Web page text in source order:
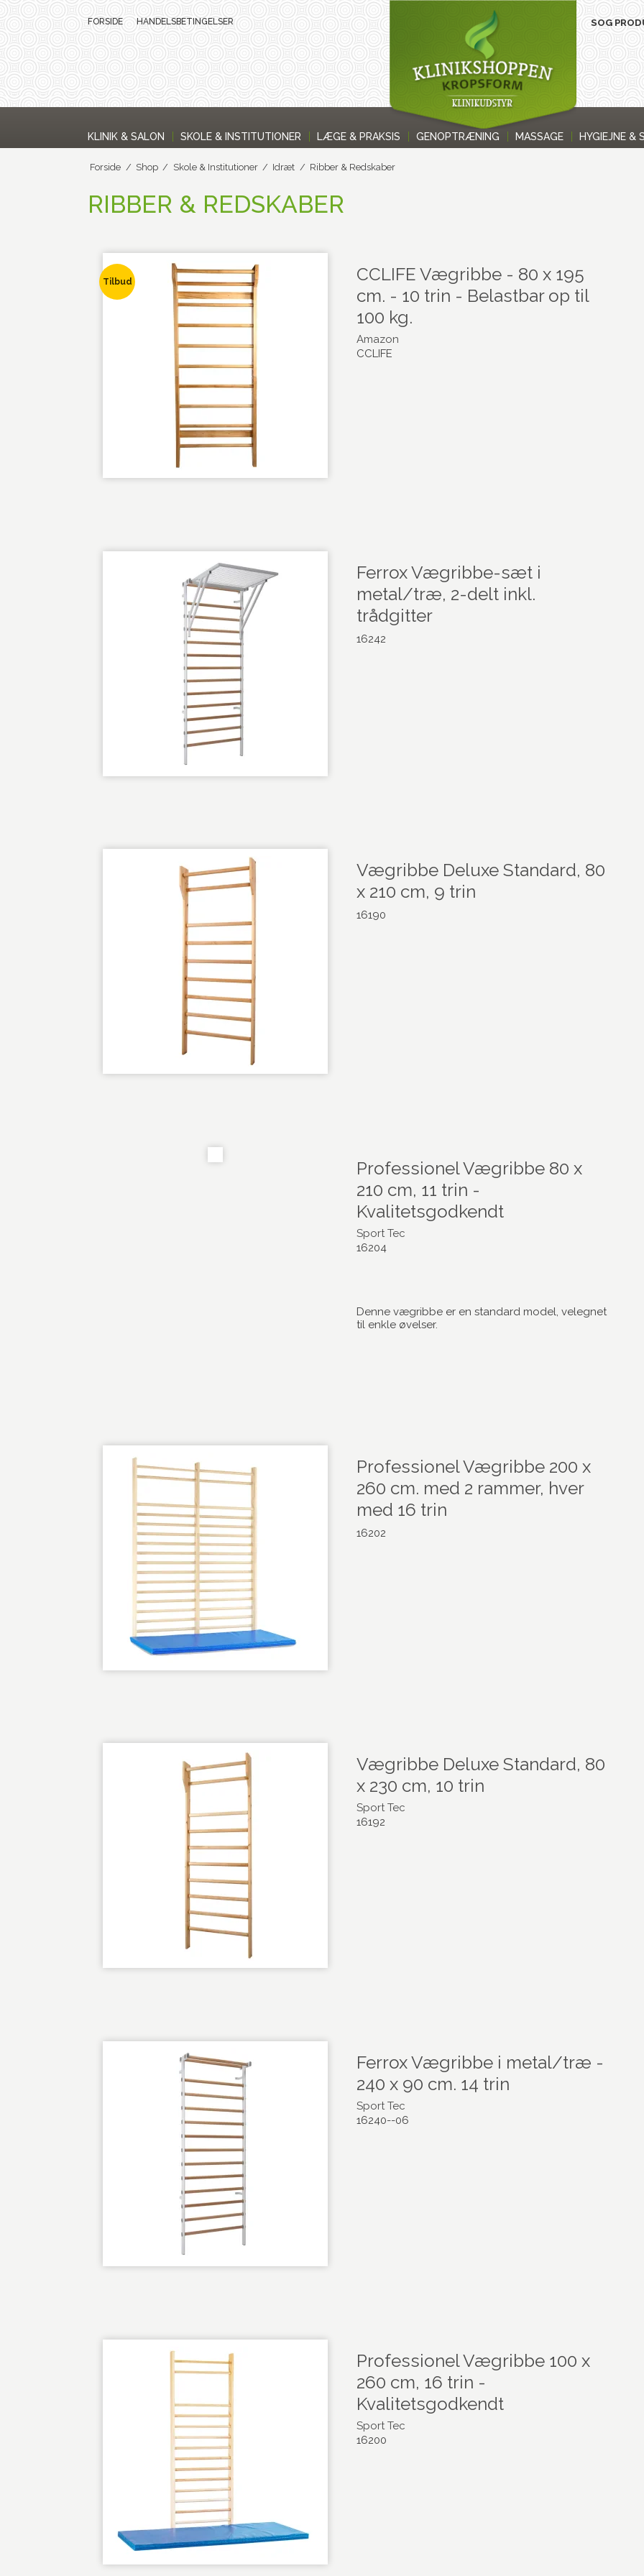
FORSIDE HANDELSBETINGELSER
KLINIK & SALON SKOLE & INSTITUTIONER LÆGE & PRAKSIS GENOPTRÆNING MASSAGE HYGIEJNE &
Forside / Shop / Skole & Institutioner / Idræt / Ribber & Redskaber
RIBBER & REDSKABER
Tilbud
CCLIFE Vægribbe - 80 x 195
cm. - 10 trin - Belastbar op til
100 kg.
Amazon
CCLIFE
Ferrox Vægribbe-sæt i
metal/træ, 2-delt inkl.
trådgitter
16242
Vægribbe Deluxe Standard, 80
x 210 cm, 9 trin
16190
Professionel Vægribbe 80 x
210 cm, 11 trin -
Kvalitetsgodkendt
Sport Tec
16204
Denne vægribbe er en standard model, velegnet
til enkle øvelser.
Professionel Vægribbe 200 x
260 cm. med 2 rammer, hver
med 16 trin
16202
Vægribbe Deluxe Standard, 80
x 230 cm, 10 trin
Sport Tec
16192
Ferrox Vægribbe i metal/træ -
240 x 90 cm. 14 trin
Sport Tec
16240--06
Professionel Vægribbe 100 x
260 cm, 16 trin -
Kvalitetsgodkendt
Sport Tec
16200